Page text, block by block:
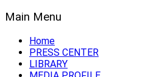
Main Menu
Home
PRESS CENTER
LIBRARY